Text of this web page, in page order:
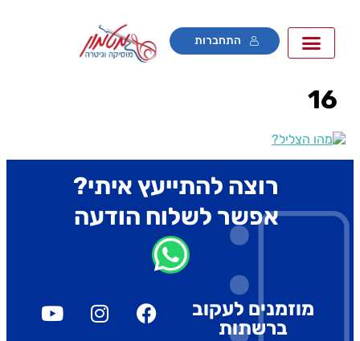
התחברות
16
רוצה להתייעץ איתי?
אפשר לשלוח הודעה
מוזמנים לעקוב
ברשתות